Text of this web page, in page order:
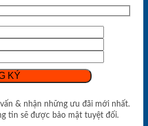
& nhận những ưu đãi mới nhất.
tin sẽ được bảo mật tuyệt đối.